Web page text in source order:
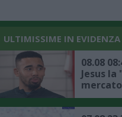
ULTIMISSIME IN EVIDENZA
08.08
Jesus